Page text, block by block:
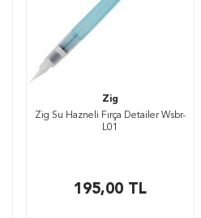
Zig
Zig Su Hazneli Fırça Detailer Wsbr-
L01
195,00 TL